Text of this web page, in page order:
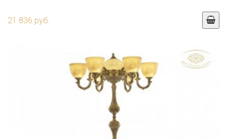
21 836 руб.